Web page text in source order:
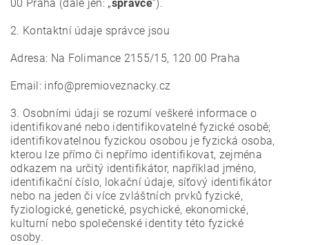
00 Praha (dále jen: „správce“).
2. Kontaktní údaje správce jsou
Adresa: Na Folimance 2155/15, 120 00 Praha
Email: info@premioveznacky.cz
3. Osobními údaji se rozumí veškeré informace o
identifikované nebo identifikovatelné fyzické osobě;
identifikovatelnou fyzickou osobou je fyzická osoba,
kterou lze přímo či nepřímo identifikovat, zejména
odkazem na určitý identifikátor, například jméno,
identifikační číslo, lokační údaje, síťový identifikátor
nebo na jeden či více zvláštních prvků fyzické,
fyziologické, genetické, psychické, ekonomické,
kulturní nebo společenské identity této fyzické
osoby.